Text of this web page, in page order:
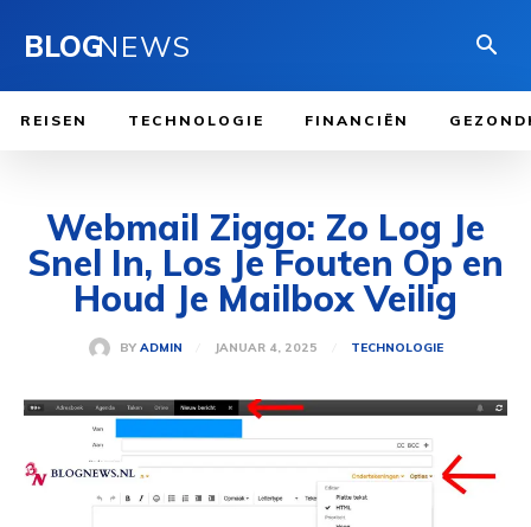
BLOGNEWS
REISEN TECHNOLOGIE FINANCIËN
Webmail Ziggo: Zo Log Je
Snel In, Los Je Fouten Op en
Houd Je Mailbox Veilig
BY ADMIN JANUAR 4, 2025 TECHNOLOGIE